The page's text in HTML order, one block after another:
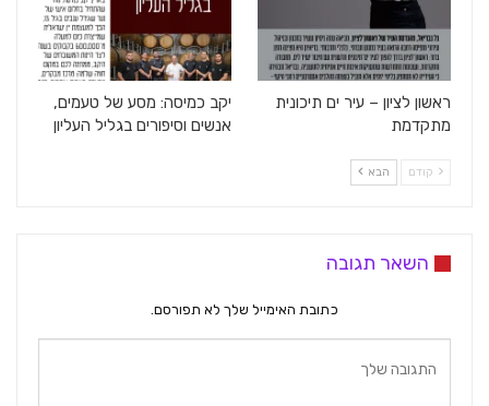
ראשון לציון – עיר ים תיכונית
מתקדמת
יקב כמיסה: מסע של טעמים,
אנשים וסיפורים בגליל העליון
קודם הבא
השאר תגובה
כתובת האימייל שלך לא תפורסם.